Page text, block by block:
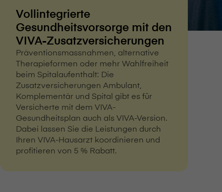
Vollintegrierte
Gesundheitsvorsorge mit den
VIVA-Zusatzversicherungen
Präventionsmassnahmen, alternative
Therapieformen oder mehr Wahlfreiheit
beim Spitalaufenthalt: Die
Zusatzversicherungen Ambulant,
Komplementär und Spital gibt es für
Versicherte mit dem VIVA-
Gesundheitsplan auch als VIVA-Version.
Dabei lassen Sie die Leistungen durch
Ihren VIVA-Hausarzt koordinieren und
profitieren von 5 % Rabatt.